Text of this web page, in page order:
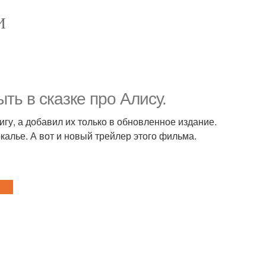
в сказке про Алису.
а добавил их только в обновленное издание.
А вот и новый трейлер этого фильма.